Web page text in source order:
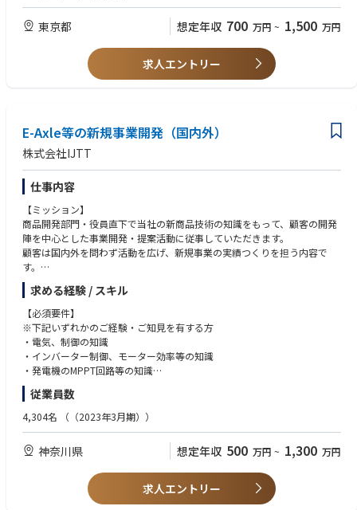
【ビジネス】
でワンストップで提供
Gen-AX株式会社では、自社データを活用して賢く育てていく、照会応答を
自律思考型 企業向けAIエージェントのサービス開発／提供とともに、業務
に組み込んでいく際に必要となるAI時代に適した「業務刷新の戦略／ロー
ドマップの策定、生成AI ReadyなKPIの設計・データモデルの設計、組織
設計」のコンサルティングサービスを一気通貫で提供いたします。
■ナレッジ伴走型AIオペレーター 『X-Boost（クロスブースト）』
金融、小売り／サービス、製造業を中心としたコンタクトセンターなどの
問い合わせ業務において複雑なB to B to Cの照会応答業務の効率化を目的
とした、生成AI SaaSプラットフォームです。
X-Boost プロダクトページ
https://x-boost.gen-ax.co.jp/
■自律型AIオペレーター『X-Ghost（クロスゴースト）』
自律型AIオペレーター『X-Ghost（クロスゴースト）』の正式提供を開始
しました。（2025年11月）コンタクトセンターにおけるさまざまな問い
合わせに対し、AIオペレーターとして自律思考型で、人間らしい自然な会
話で音声対話を行い、人間のオペレーターと共に企業の価値貢献を担うこ
とを目指します。
X-Ghost プレスリリース
https://www.gen-ax.co.jp/news/press/20251110-01/
【Mission・Value】
自律に自立を融合し、次の"流れ"を生成する
■介護×ITの分野にて新規事業創出やプロダクト改善をすすめ、0→1・1
■全国50,000件を超える掲載数を誇るだけでなく、世の中の読者の「知り
たい」に答える豊富なコンテンツを発信し、介護や社会保障の課題に切り
ォームとして今後の事業展開の可能性も広がっています。
【業務概要】
事業を非連続で成長させるため、経営・事業戦略の立案と実行を行いなが
ら、経営陣と共に自ら事業の成長・加速化をリードしていただきます。戦
す。
【具体的な業務内容】
・全社戦略・事業戦略の立案と実行、全社プロジェクトの推進
・予算作成、業績予測としての進捗管理
・事業KGI、KPI、NSMの策定や、組織戦略の立案・実行
・非連続的な成長を実現するための事業開発とオペレーショナル・エクセ
レンスの実現
・競合優位性の構築のためのデジタル・テクノロジー戦略の策定と実行
【ミッション】
社長・役員直下ポジションで全社戦略・事業戦略に基づく組織体制の構築
し、スピーディに戦略を実行し、非連続な成長を実現することがミッショ
ンです。ファクトベースで再現性が高く成果を上げるための仕組みづくり
や、オペレーショナルエクセレンスを実現し、市場で勝ち続けるための競
争優位を構築に携わっていただきます。
【ポジションの魅力】
経営・事業戦略をはじめ、AIなどデジタルテクノロジーを活用し、経営と
事業成長に領域を横断して関わることができます。また、非連続な成長を
実現するため、プロダクトやサービス開発のロードマップを策定し、実装
ら実行までの経験
・全社戦略や事業戦略の立案から実行までを自らドライブし成長させた経
・経営・戦略コンサルティングファームでのマネージャーポジション以上
た経験
・コンサルティングファームや自社サービスを運営しているIT企業での業
務経験
【求める人物像】
・業務に対し責任を持ち、最後まで遂行するスタンスをお持ちの方
・会社の課題を自分事と捉え、主体的に課題発見や業務に取り組める方
・不確実性を恐れず、従来のやり方に固執しないで柔軟に課題に向き合え
る方
・社内外のステークホルダーを巻き込みプロジェクトを推進できる方
・事業や組織の成長によって起きる急激な変化を前向きに捉えることがで
きる方
東京都 想定年収 700 万円 ~ 1,500 万円
求人エントリー
E-Axle等の新規事業開発（国内外）
株式会社IJTT
仕事内容
【ミッション】
商品開発部門・役員直下で当社の新商品技術の知識をもって、顧客の開発
陣を中心とした事業開発・提案活動に従事していただきます。
顧客は国内外を問わず活動を広げ、新規事業の実績つくりを担う内容で
す。
【詳細】
・技術提案
・新規事業開発
・企業深耕、企業開拓
・顧客折衝、営業活動
・トップアプローチ 等
求める経験 / スキル
【必須要件】
※下記いずれかのご経験・ご知見を有する方
・電気、制御の知識
・インバーター制御、モーター効率等の知識
・発電機のMPPT回路等の知識
・市場調査マーケテイングにおける幅広い行動力
・ビジネスレベルでの英語実務経験
・電動化商品eAXLE等の設計実務経験
・自動車動力伝達系の設計実務経験
従業員数
4,304名 （（2023年3月期））
神奈川県 想定年収 500 万円 ~ 1,300 万円
求人エントリー